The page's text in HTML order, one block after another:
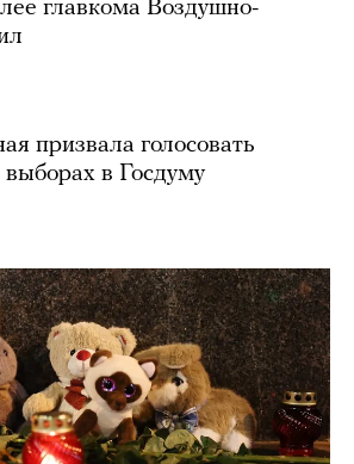
главкома Воздушно-
призвала голосовать
выборах в Госдуму